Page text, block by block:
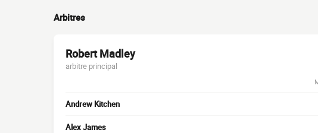
Arbitres
Robert Madley
arbitre principal
Andrew Kitchen
Alex James